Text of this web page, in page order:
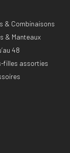
& Combinaisons
& Manteaux
48
filles assorties